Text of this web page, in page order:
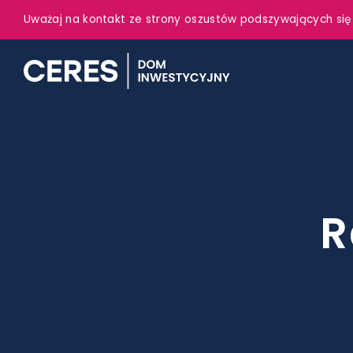
Uważaj na kontakt ze strony oszustów podszywających się